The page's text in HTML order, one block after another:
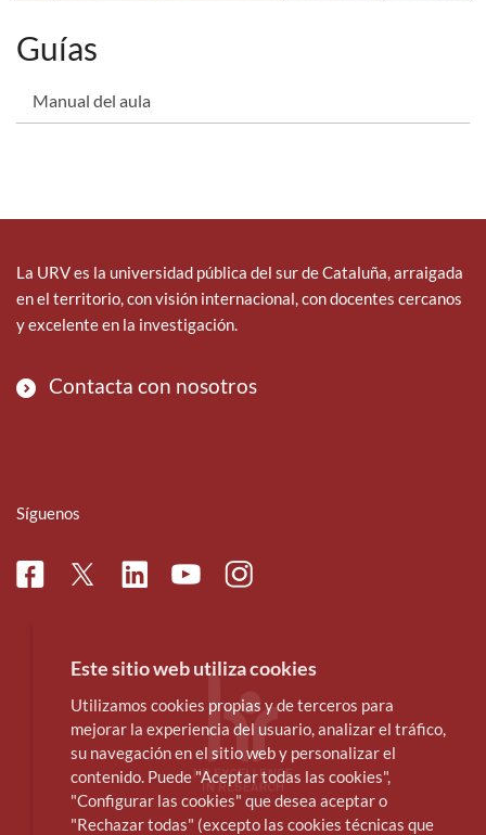
Guías
Manual del aula
La URV es la universidad pública del sur de Cataluña, arraigada
en el territorio, con visión internacional, con docentes cercanos
y excelente en la investigación.
Contacta con nosotros
Síguenos
FacebookTwitterLinkedinYoutubeInstagram
Este sitio web utiliza cookies
Utilizamos cookies propias y de terceros para
mejorar la experiencia del usuario, analizar el tráfico,
su navegación en el sitio web y personalizar el
contenido. Puede "Aceptar todas las cookies",
"Configurar las cookies" que desea aceptar o
"Rechazar todas" (excepto las cookies técnicas que